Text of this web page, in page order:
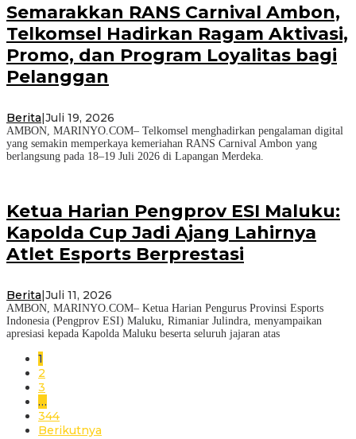
Semarakkan RANS Carnival Ambon,
Telkomsel Hadirkan Ragam Aktivasi,
Promo, dan Program Loyalitas bagi
Pelanggan
Berita|Juli 19, 2026
AMBON, MARINYO.COM– Telkomsel menghadirkan pengalaman digital
yang semakin memperkaya kemeriahan RANS Carnival Ambon yang
berlangsung pada 18–19 Juli 2026 di Lapangan Merdeka.
Ketua Harian Pengprov ESI Maluku:
Kapolda Cup Jadi Ajang Lahirnya
Atlet Esports Berprestasi
Berita Juli 11, 2026
AMBON, MARINYO.COM– Ketua Harian Pengurus Provinsi Esports
Indonesia (Pengprov ESI) Maluku, Rimaniar Julindra, menyampaikan
apresiasi kepada Kapolda Maluku beserta seluruh jajaran atas
1
2
3
…
344
Berikutnya